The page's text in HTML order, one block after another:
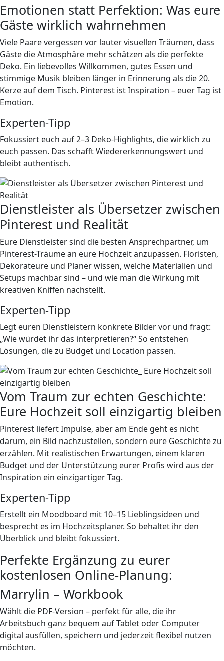
Emotionen statt Perfektion: Was eure
Gäste wirklich wahrnehmen
Viele Paare vergessen vor lauter visuellen Träumen, dass
Gäste die Atmosphäre mehr schätzen als die perfekte
Deko. Ein liebevolles Willkommen, gutes Essen und
stimmige Musik bleiben länger in Erinnerung als die 20.
Kerze auf dem Tisch. Pinterest ist Inspiration – euer Tag ist
Emotion.
Experten-Tipp
Fokussiert euch auf 2–3 Deko-Highlights, die wirklich zu
euch passen. Das schafft Wiedererkennungswert und
bleibt authentisch.
Dienstleister als Übersetzer zwischen
Pinterest und Realität
Eure Dienstleister sind die besten Ansprechpartner, um
Pinterest-Träume an eure Hochzeit anzupassen. Floristen,
Dekorateure und Planer wissen, welche Materialien und
Setups machbar sind – und wie man die Wirkung mit
kreativen Kniffen nachstellt.
Experten-Tipp
Legt euren Dienstleistern konkrete Bilder vor und fragt:
„Wie würdet ihr das interpretieren?“ So entstehen
Lösungen, die zu Budget und Location passen.
Vom Traum zur echten Geschichte:
Eure Hochzeit soll einzigartig bleiben
Pinterest liefert Impulse, aber am Ende geht es nicht
darum, ein Bild nachzustellen, sondern eure Geschichte zu
erzählen. Mit realistischen Erwartungen, einem klaren
Budget und der Unterstützung eurer Profis wird aus der
Inspiration ein einzigartiger Tag.
Experten-Tipp
Erstellt ein Moodboard mit 10–15 Lieblingsideen und
besprecht es im Hochzeitsplaner. So behaltet ihr den
Überblick und bleibt fokussiert.
Perfekte Ergänzung zu eurer
kostenlosen Online-Planung:
Marrylin – Workbook
Wählt die PDF-Version – perfekt für alle, die ihr
Arbeitsbuch ganz bequem auf Tablet oder Computer
digital ausfüllen, speichern und jederzeit flexibel nutzen
möchten.